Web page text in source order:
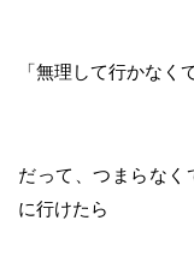
「無理して行かなく
だって、つまらなく
に行けたら